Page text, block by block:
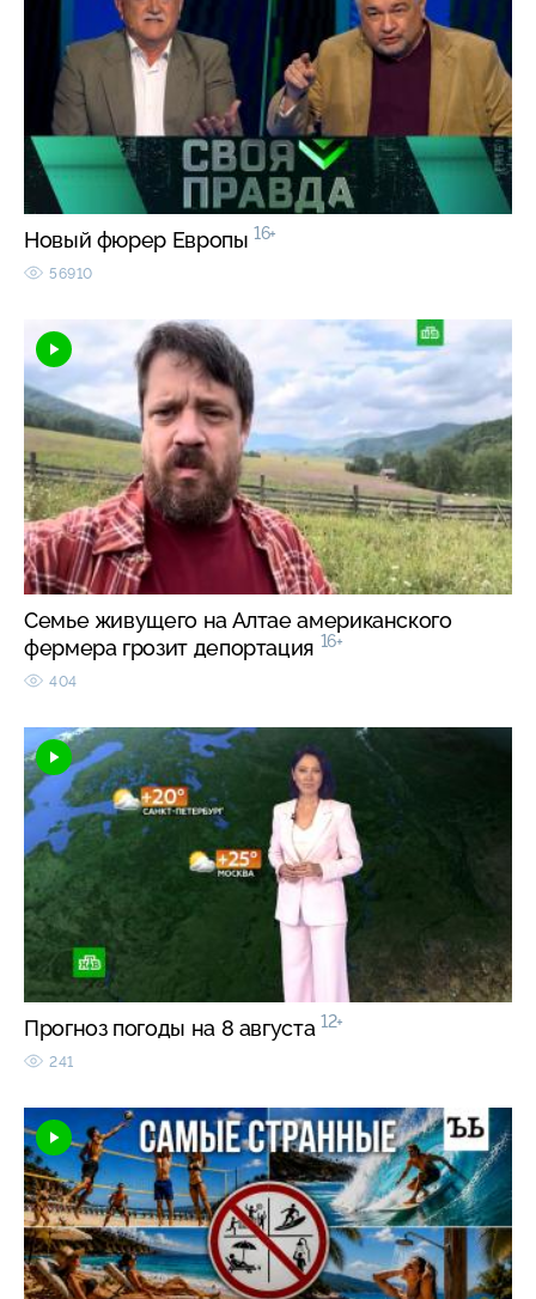
Новый фюрер Европы 16+
56910
Семье живущего на Алтае американского
фермера грозит депортация 16+
404
Прогноз погоды на 8 августа 12+
241